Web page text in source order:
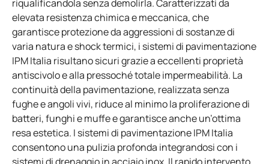
riqualificandola senza demolirla. Caratterizzati da
elevata resistenza chimica e meccanica, che
garantisce protezione da aggressioni di sostanze di
varia natura e shock termici, i sistemi di pavimentazione
IPM Italia risultano sicuri grazie a eccellenti proprietà
antiscivolo e alla pressoché totale impermeabilità. La
continuità della pavimentazione, realizzata senza
fughe e angoli vivi, riduce al minimo la proliferazione di
batteri, funghi e muffe e garantisce anche un’ottima
resa estetica. I sistemi di pavimentazione IPM Italia
consentono una pulizia profonda integrandosi con i